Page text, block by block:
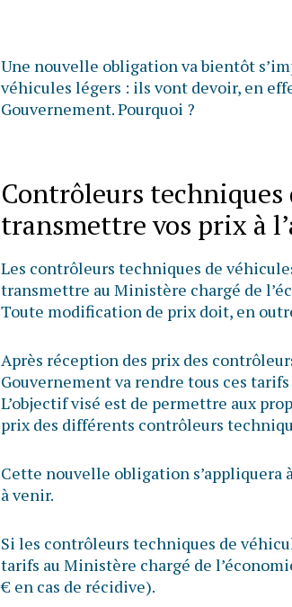
Une nouvelle obligation va bientôt
véhicules légers : ils vont devoir, en
Gouvernement. Pourquoi ?
Contrôleurs techniques
transmettre vos prix à
Les contrôleurs techniques de
transmettre au Ministère chargé de
Toute modification de prix doit, en
Après réception des prix des
Gouvernement va rendre tous ces
L’objectif visé est de permettre aux
prix des différents contrôleurs
Cette nouvelle obligation s’appliquera
à venir.
Si les contrôleurs techniques de
tarifs au Ministère chargé de
€ en cas de récidive).